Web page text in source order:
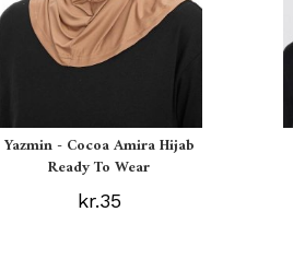
Yazmin - Cocoa Amira Hijab
Ready To Wear
kr.35